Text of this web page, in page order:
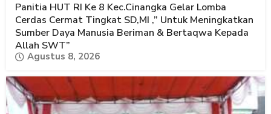
Panitia HUT RI Ke 8 Kec.Cinangka Gelar Lomba
Cerdas Cermat Tingkat SD,MI ,” Untuk Meningkatkan
Sumber Daya Manusia Beriman & Bertaqwa Kepada
Allah SWT”
Agustus 8, 2026